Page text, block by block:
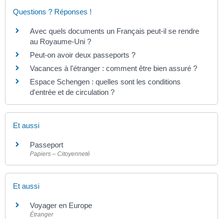
Questions ? Réponses !
Avec quels documents un Français peut-il se rendre
au Royaume-Uni ?
Peut-on avoir deux passeports ?
Vacances à l'étranger : comment être bien assuré ?
Espace Schengen : quelles sont les conditions
d'entrée et de circulation ?
Et aussi
Passeport
Papiers – Citoyenneté
Et aussi
Voyager en Europe
Étranger